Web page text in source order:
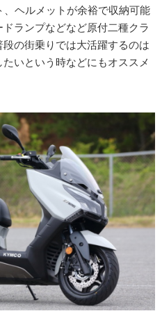
ヘルメットが余裕で収納可能
ランプなどなど原付二種クラ
の街乗りでは大活躍するのは
いという時などにもオススメ